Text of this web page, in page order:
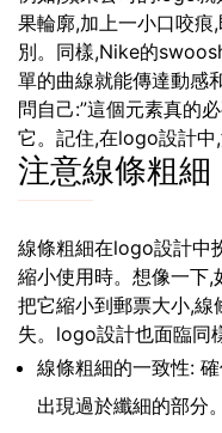
果輪廓,加上一小口咬
別。同樣,Nike的
單的曲線就能傳達動感
問自己:”這個元素真的
它。記住,在logo設計中,
注意線條粗細
線條粗細在logo設計中
縮小使用時。想像一下,
把它縮小到郵票大小,線
失。logo設計也面臨同
線條粗細的一致性:
出現過於纖細的部分。